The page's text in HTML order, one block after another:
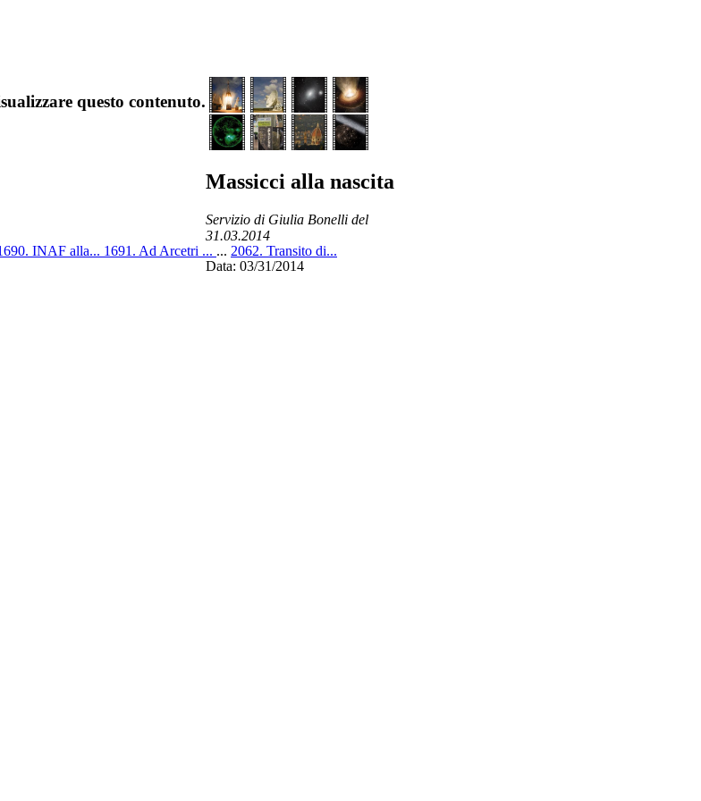
questo contenuto.
Massicci alla nascita
Servizio di Giulia Bonelli del
31.03.2014
Data: 03/31/2014
INAF alla... 1691. Ad Arcetri ... ... 2062. Transito di...